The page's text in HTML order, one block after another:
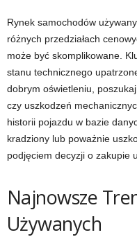
Rynek samochodów
różnych przedziałach
może być skomplikowane.
stanu technicznego
dobrym oświetleniu,
czy uszkodzeń
historii pojazdu w bazie
kradziony lub poważnie
podjęciem decyzji o zakupie
Najnowsze
Używanych